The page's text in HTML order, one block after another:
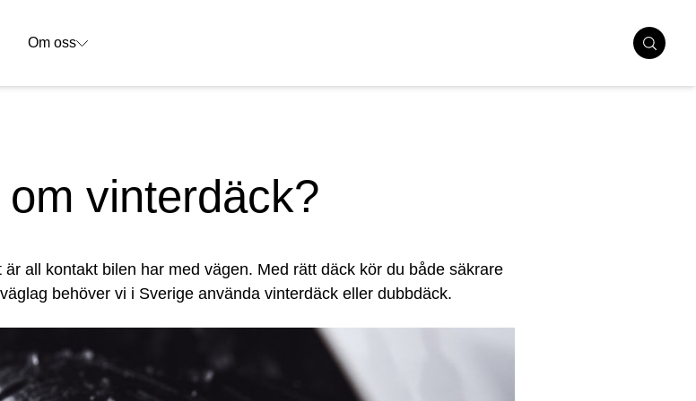
Om oss
vinterdäck?
all kontakt bilen har med vägen. Med rätt däck kör du både säkrare
behöver vi i Sverige använda vinterdäck eller dubbdäck.